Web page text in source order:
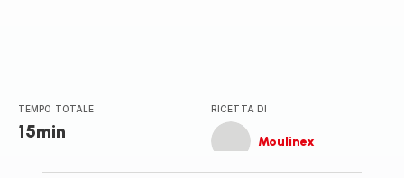
TEMPO TOTALE
15min
RICETTA DI
Moulinex